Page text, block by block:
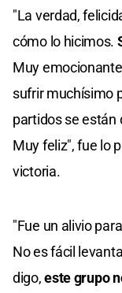
"La verdad,
cómo lo hicimos.
Muy
sufrir muchísimo
partidos se están
Muy feliz", fue lo
victoria.
"Fue un alivio
No es fácil
digo,este grupo